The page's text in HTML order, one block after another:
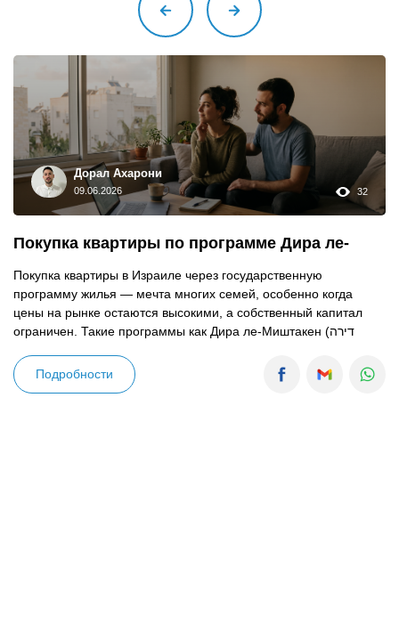
Дорал Ахарони
09.06.2026 32
Покупка квартиры по программе Дира ле-
получения ключей
Покупка квартиры в Израиле через государственную
программу жилья — мечта многих семей, особенно когда
цены на рынке остаются высокими, а собственный капитал
ограничен. Такие программы как Дира ле-Миштакен (דירה
Анаха» дают шанс приобрести жильё по цене ниже рыночной,
но сам процесс не заканчивается только выигрышем в
Подробности